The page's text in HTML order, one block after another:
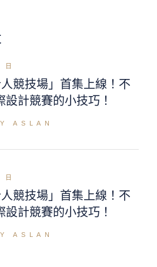
競技場」首集上線！不
計競賽的小技巧！
ASLAN
競技場」首集上線！不
計競賽的小技巧！
ASLAN